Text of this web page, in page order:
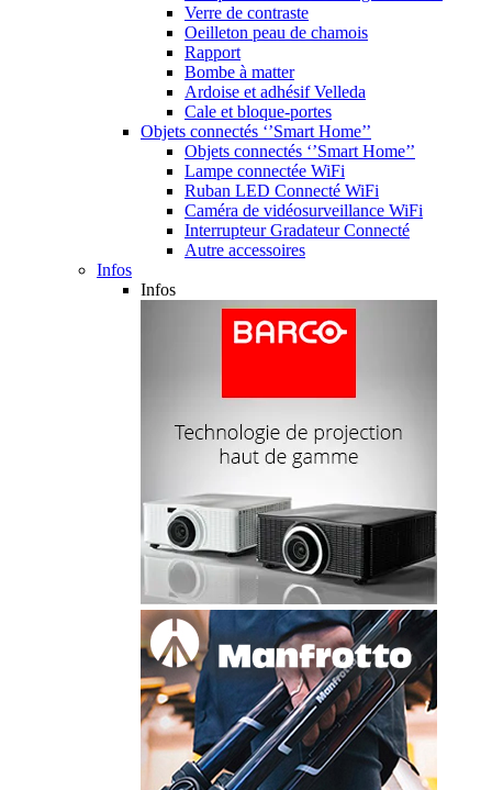
Verre de contraste
Oeilleton peau de chamois
Rapport
Bombe à matter
Ardoise et adhésif Velleda
Cale et bloque-portes
Objets connectés ‘’Smart Home’’
Objets connectés ‘’Smart Home’’
Lampe connectée WiFi
Ruban LED Connecté WiFi
Caméra de vidéosurveillance WiFi
Interrupteur Gradateur Connecté
Autre accessoires
Infos
Infos